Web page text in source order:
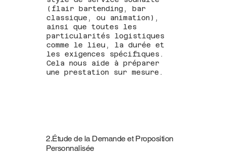
(flair bartending, bar
classique, ou animation),
ainsi que toutes les
particularités logistiques
comme le lieu, la durée et
les exigences spécifiques.
Cela nous aide à préparer
une prestation sur mesure.
2.Étude de la Demande et Proposition
Personnalisée